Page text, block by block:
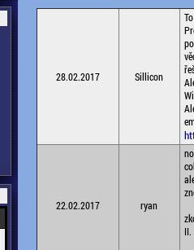
28.02.2017 Sillicon
22.02.2017 ryan
II.